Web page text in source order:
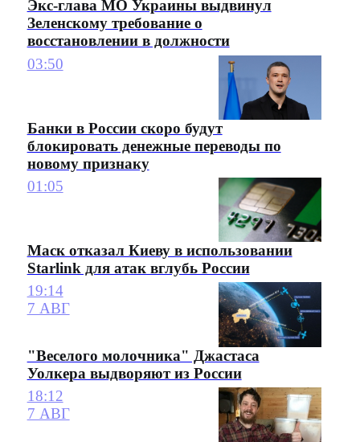
Экс-глава МО Украины выдвинул
Зеленскому требование о
восстановлении в должности
03:50
Банки в России скоро будут
блокировать денежные переводы по
новому признаку
01:05
Маск отказал Киеву в использовании
Starlink для атак вглубь России
19:14
7 АВГ
"Веселого молочника" Джастаса
Уолкера выдворяют из России
18:12
7 АВГ